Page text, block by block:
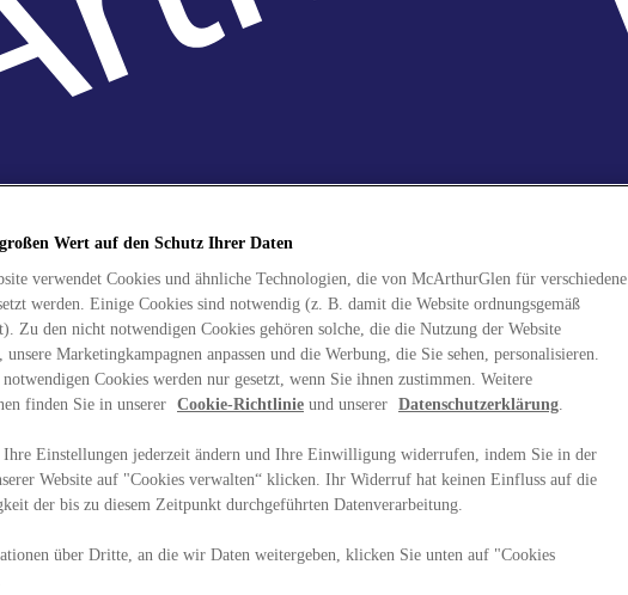
Wert auf den Schutz Ihrer Daten
verwendet Cookies und ähnliche Technologien, die von McArthurGlen für verschiedene
werden. Einige Cookies sind notwendig (z. B. damit die Website ordnungsgemäß
Zu den nicht notwendigen Cookies gehören solche, die die Nutzung der Website
unsere Marketingkampagnen anpassen und die Werbung, die Sie sehen, personalisieren.
Cookies werden nur gesetzt, wenn Sie ihnen zustimmen. Weitere
finden Sie in unserer
Cookie-Richtlinie und unserer Datenschutzerklärung.
Ihre Einstellungen jederzeit ändern und Ihre Einwilligung widerrufen, indem Sie in der
Website auf "Cookies verwalten“ klicken. Ihr Widerruf hat keinen Einfluss auf die
der bis zu diesem Zeitpunkt durchgeführten Datenverarbeitung.
über Dritte, an die wir Daten weitergeben, klicken Sie unten auf "Cookies